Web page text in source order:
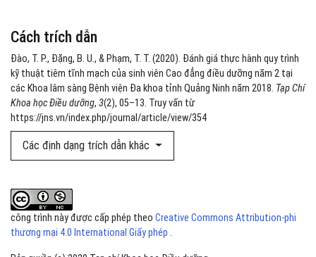
Cách trích dẫn
Đào, T. P., Đặng, B. U., & Phạm, T. T. (2020). Đánh giá thực hành quy trình
kỹ thuật tiêm tĩnh mạch của sinh viên Cao đẳng điều dưỡng năm 2 tại
các Khoa lâm sàng Bệnh viện Đa khoa tỉnh Quảng Ninh năm 2018. Tạp Chí
Khoa học Điều dưỡng, 3(2), 05–13. Truy vấn từ
https://jns.vn/index.php/journal/article/view/354
Các định dạng trích dẫn khác
công trình này được cấp phép theo Creative Commons Attribution-phi
thương mại 4.0 International Giấy phép .